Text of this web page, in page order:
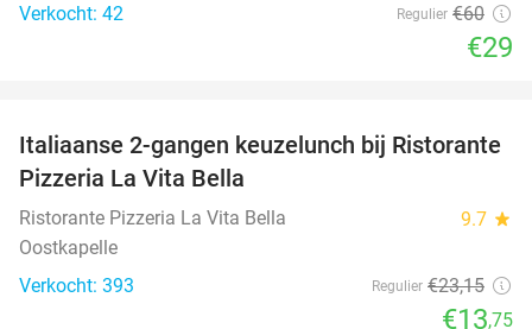
Verkocht: 42
Regulier €60
€29
41%
Italiaanse 2-gangen keuzelunch bij Ristorante
Pizzeria La Vita Bella
Ristorante Pizzeria La Vita Bella 9.7 star
Oostkapelle
Verkocht: 393
Regulier €23,15
€13,75